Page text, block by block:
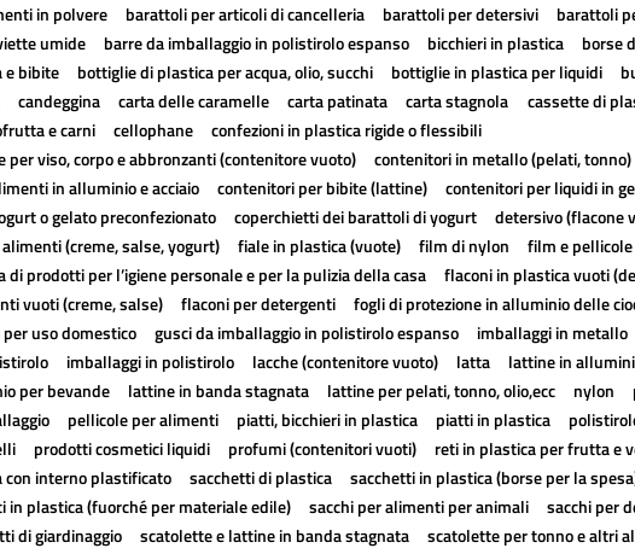
in polvere
barattoli per articoli di cancelleria barattoli per detersivi
barattoli
umide
barre da imballaggio in polistirolo espanso bicchieri in plastica borse
e bibite
bottiglie di plastica per acqua, olio, succhi bottiglie in plastica per liquidi
candeggina carta delle caramelle carta patinata carta stagnola cassette di
e carni
cellophane
confezioni in plastica rigide o flessibili
per viso, corpo e abbronzanti (contenitore vuoto)
contenitori in metallo (pelati, tonno)
in alluminio e acciaio
contenitori per bibite (lattine)
contenitori per liquidi in
o gelato preconfezionato
coperchietti dei barattoli di yogurt detersivo (flacone
(creme, salse, yogurt)
fiale in plastica (vuote) film di nylon
film e
di prodotti per l’igiene personale e per la pulizia della casa
flaconi in plastica vuoti
vuoti (creme, salse)
flaconi per detergenti
fogli di protezione in alluminio delle
uso domestico
gusci da imballaggio in polistirolo espanso imballaggi in metallo
imballaggi in polistirolo lacche (contenitore vuoto) latta lattine in
per bevande
lattine in banda stagnata lattine per pelati, tonno, olio,ecc nylon
pellicole per alimenti piatti, bicchieri in plastica piatti in plastica
prodotti cosmetici liquidi profumi (contenitori vuoti)
reti in plastica per frutta e
con interno plastificato
sacchetti di plastica sacchetti in plastica (borse per la
in plastica (fuorché per materiale edile)
sacchi per alimenti per animali
sacchi per
di giardinaggio
scatolette e lattine in banda stagnata scatolette per tonno e altri